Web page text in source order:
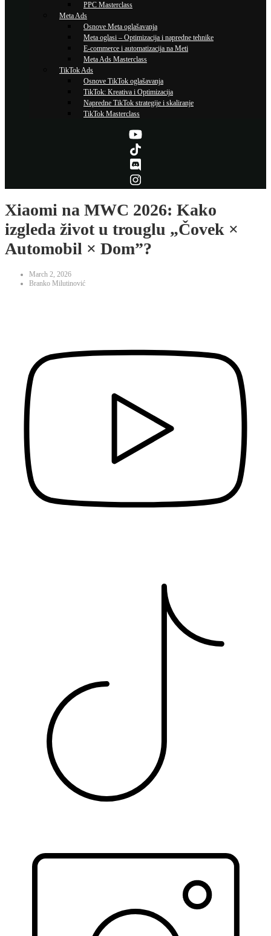
PPC Masterclass
Meta Ads
Osnove Meta oglašavanja
Meta oglasi – Optimizacija i napredne tehnike
E-commerce i automatizacija na Meti
Meta Ads Masterclass
TikTok Ads
Osnove TikTok oglašavanja
TikTok: Kreativa i Optimizacija
Napredne TikTok strategije i skaliranje
TikTok Masterclass
Xiaomi na MWC 2026: Kako
izgleda život u trouglu „Čovek ×
Automobil × Dom”?
March 2, 2026
Branko Milutinović